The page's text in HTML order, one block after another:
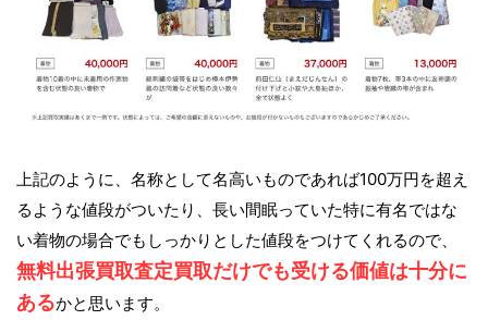
上記のように、名称として名高いものであれば100万円を超え
るような値段がついたり、長い間眠っていた特に有名ではな
い着物の場合でもしっかりとした値段をつけてくれるので、
無料出張買取査定買取だけでも受ける価値は十分に
あるかと思います。